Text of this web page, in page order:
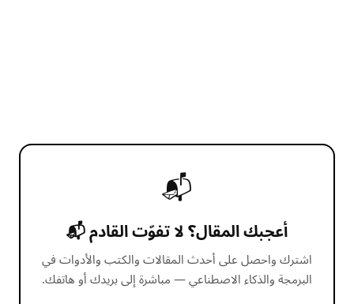
📬
أعجبك المقال؟ لا تفوّت القادم 📬
اشترك واحصل على أحدث المقالات والكتب والأدوات في
البرمجة والذكاء الاصطناعي — مباشرة إلى بريدك أو هاتفك.